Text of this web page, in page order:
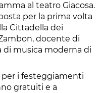
al teatro Giacosa.
per la prima volta
Cittadella dei
docente di
di musica moderna di
i festeggiamenti
gratuiti e a